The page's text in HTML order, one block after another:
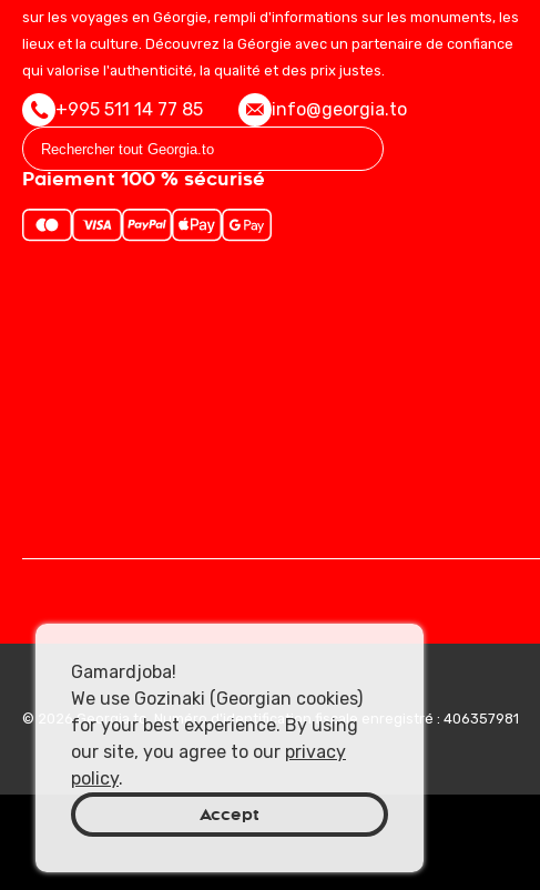
sur les voyages en Géorgie, rempli d'informations sur les monuments, les
lieux et la culture. Découvrez la Géorgie avec un partenaire de confiance
qui valorise l'authenticité, la qualité et des prix justes.
+995 511 14 77 85 info@georgia.to
Paiement 100 % sécurisé
© 2026 Georgia.to. Numéro d'identification fiscale enregistré : 406357981
Gamardjoba!
We use Gozinaki (Georgian cookies)
for your best experience. By using
our site, you agree to our privacy
policy.
Accept